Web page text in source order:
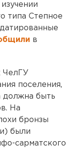
типа Степное
в
ЧелГУ
поселения,
должна быть
На
бронзы
были
сарматского